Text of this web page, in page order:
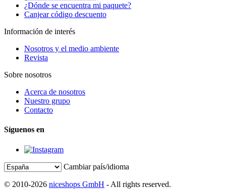
¿Dónde se encuentra mi paquete?
Canjear código descuento
Información de interés
Nosotros y el medio ambiente
Revista
Sobre nosotros
Acerca de nosotros
Nuestro grupo
Contacto
Síguenos en
Cambiar país/idioma
© 2010-2026 niceshops GmbH - All rights reserved.